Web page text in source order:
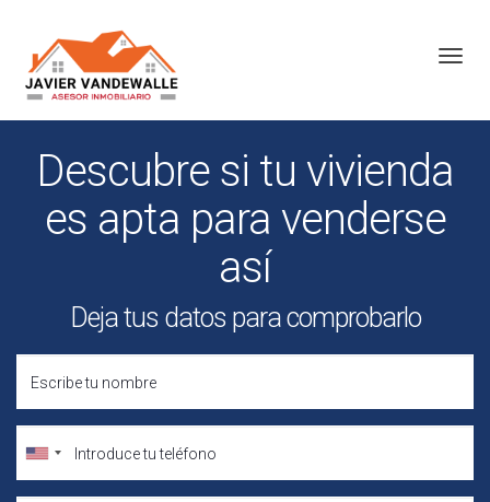
Descubre si tu vivienda
es apta para venderse
así
Deja tus datos para comprobarlo